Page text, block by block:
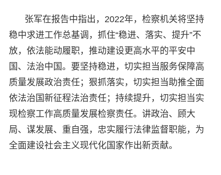
张军在报告中指出，2022年，检察机关将坚持
稳中求进工作总基调，抓住“稳进、落实、提升”不
放，依法能动履职，推动建设更高水平的平安中
国、法治中国。要坚持稳进，切实担当服务保障高
质量发展政治责任；狠抓落实，切实担当助推全面
依法治国新征程法治责任；持续提升，切实担当实
现检察工作高质量发展检察责任。讲政治、顾大
局、谋发展、重自强，忠实履行法律监督职能，为
全面建设社会主义现代化国家作出新贡献。